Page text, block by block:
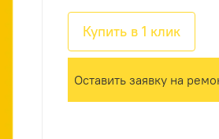
Купить в 1 клик
Оставить заявку на